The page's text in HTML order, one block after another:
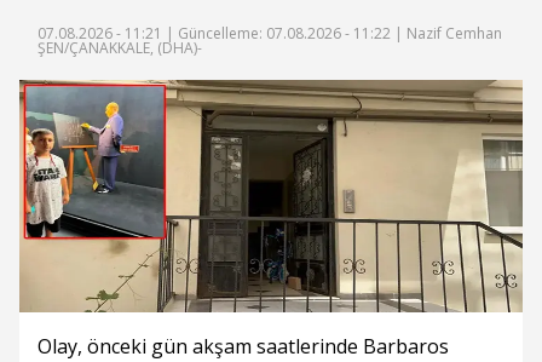
07.08.2026 - 11:21 | Güncelleme: 07.08.2026 - 11:22 | Nazif Cemhan
ŞEN/ÇANAKKALE, (DHA)-
Olay, önceki gün akşam saatlerinde Barbaros